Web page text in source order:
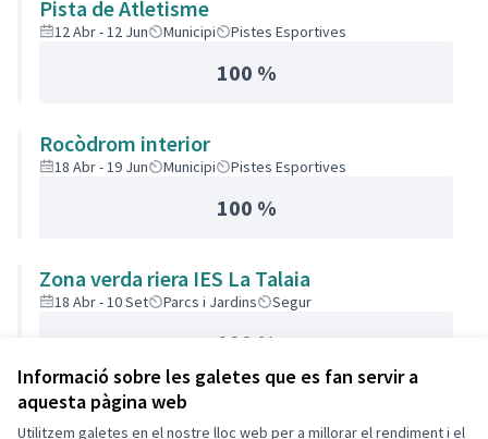
Informació sobre les galetes que es fan servir a
aquesta pàgina web
Utilitzem galetes en el nostre lloc web per a millorar el rendiment i el
Pista de Atletisme
12 Abr - 12 Jun Municipi Pistes Esportives
100 %
Rocòdrom interior
18 Abr - 19 Jun Municipi Pistes Esportives
100 %
Zona verda riera IES La Talaia
18 Abr - 10 Set Parcs i Jardins Segur
100 %